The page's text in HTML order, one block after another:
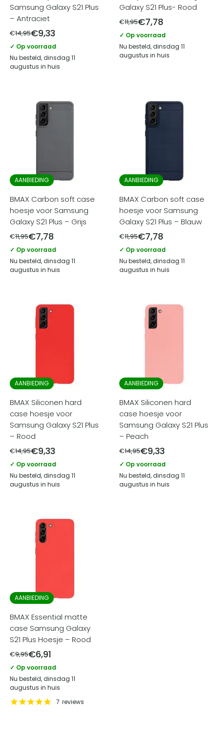
Samsung Galaxy S21 Plus
– Antraciet
€14,95€9,33
✓ Op voorraad
Nu besteld, dinsdag 11
augustus in huis
Galaxy S21 Plus- Rood
€11,95€7,78
✓ Op voorraad
Nu besteld, dinsdag 11
augustus in huis
AANBIEDING
BMAX Carbon soft case
hoesje voor Samsung
Galaxy S21 Plus – Grijs
€11,95€7,78
✓ Op voorraad
Nu besteld, dinsdag 11
augustus in huis
AANBIEDING
BMAX Carbon soft case
hoesje voor Samsung
Galaxy S21 Plus – Blauw
€11,95€7,78
✓ Op voorraad
Nu besteld, dinsdag 11
augustus in huis
AANBIEDING
BMAX Siliconen hard
case hoesje voor
Samsung Galaxy S21 Plus
– Rood
€14,95€9,33
✓ Op voorraad
Nu besteld, dinsdag 11
augustus in huis
AANBIEDING
BMAX Siliconen hard
case hoesje voor
Samsung Galaxy S21 Plus
– Peach
€14,95€9,33
✓ Op voorraad
Nu besteld, dinsdag 11
augustus in huis
AANBIEDING
BMAX Essential matte
case Samsung Galaxy
S21 Plus Hoesje – Rood
€9,95€6,91
✓ Op voorraad
Nu besteld, dinsdag 11
augustus in huis
7 reviews